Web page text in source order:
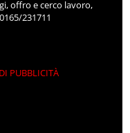
offro e cerco lavoro,
231711
PUBBLICITÀ